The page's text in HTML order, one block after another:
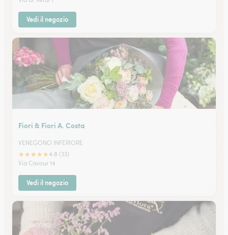
Vedi il negozio
Fiori & Fiori A. Costa
VENEGONO INFERIORE
★★★★★4.8 (33)
Via Cavour 14
Vedi il negozio